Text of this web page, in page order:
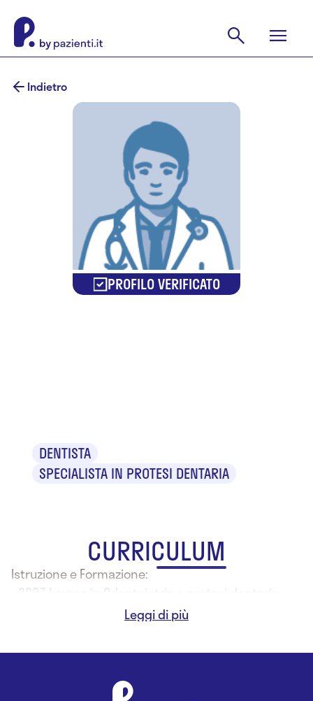
Indietro
PROFILO VERIFICATO
DENTISTA
SPECIALISTA IN PROTESI DENTARIA
CURRICULUM
Istruzione e Formazione:
- 2007 Laurea in Odontoiatria e protesi dentaria
presso l'Università degli Studi di Milano